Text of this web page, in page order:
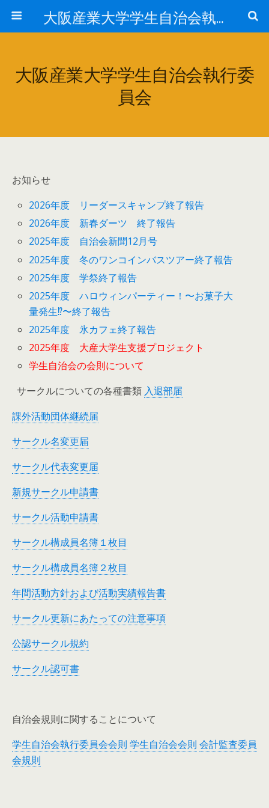
大阪産業大学学生自治会執行委員会
大阪産業大学学生自治会執行委
員会
お知らせ
2026年度 リーダースキャンプ終了報告
2026年度 新春ダーツ 終了報告
2025年度 自治会新聞12月号
2025年度 冬のワンコインバスツアー終了報告
2025年度 学祭終了報告
2025年度 ハロウィンパーティー！〜お菓子大
量発生⁉︎〜終了報告
2025年度 氷カフェ終了報告
2025年度 大産大学生支援プロジェクト
学生自治会の会則について
サークルについての各種書類 入退部届
課外活動団体継続届
サークル名変更届
サークル代表変更届
新規サークル申請書
サークル活動申請書
サークル構成員名簿１枚目
サークル構成員名簿２枚目
年間活動方針および活動実績報告書
サークル更新にあたっての注意事項
公認サークル規約
サークル認可書
自治会規則に関することについて
学生自治会執行委員会会則 学生自治会会則 会計監査委員
会規則